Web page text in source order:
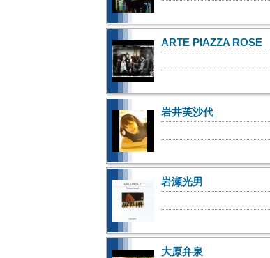
ARTE PIAZZA ROSE
岩井芙沙代
岩瀬光男
大原弁泉